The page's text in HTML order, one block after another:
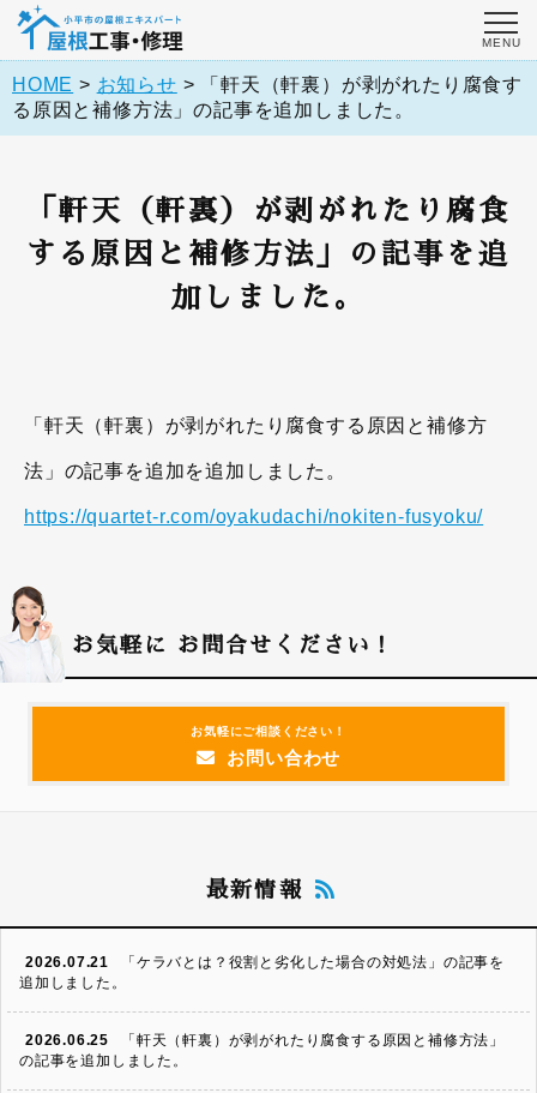
HOME > お知らせ >
「軒天（軒裏）が剥がれたり腐食す
る原因と補修方法」の記事を追加しました。
「軒天（軒裏）が剥がれたり腐食
する原因と補修方法」の記事を追
加しました。
「軒天（軒裏）が剥がれたり腐食する原因と補修方
法」の記事を追加を追加しました。
https://quartet-r.com/oyakudachi/nokiten-fusyoku/
お気軽に お問合せください！
お気軽にご相談ください！
お問い合わせ
最新情報
2026.07.21
「ケラバとは？役割と劣化した場合の対処法」の記事を
追加しました。
2026.06.25
「軒天（軒裏）が剥がれたり腐食する原因と補修方法」
の記事を追加しました。